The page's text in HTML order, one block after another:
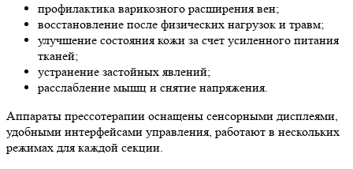
профилактика варикозного расширения вен;
восстановление после физических нагрузок и травм;
улучшение состояния кожи за счет усиленного питания
тканей;
устранение застойных явлений;
расслабление мышц и снятие напряжения.
Аппараты прессотерапии оснащены сенсорными дисплеями,
удобными интерфейсами управления, работают в нескольких
режимах для каждой секции.